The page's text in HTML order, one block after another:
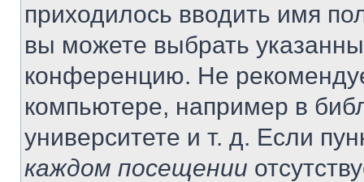
приходилось вводить имя
вы можете выбрать
конференцию. Не
компьютере, например в
университете и т. д. Если
каждом посещении